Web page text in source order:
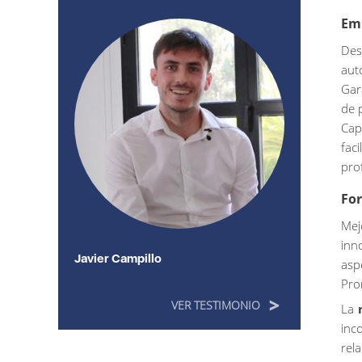
Javier Campillo
VER TESTIMONIO
de
La